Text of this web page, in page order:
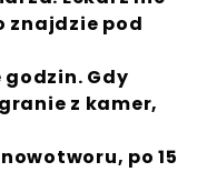
znajdzie pod
godzin. Gdy
z kamer,
po 15